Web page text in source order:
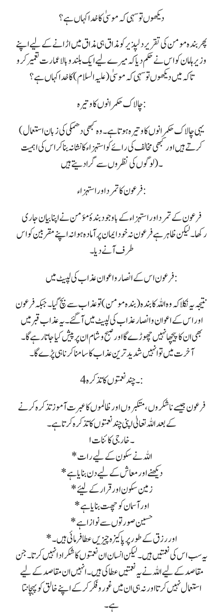
دیکھوں تو سہی کہ موسیٰ کا خدا کہاں ہے؟
پھر بندہ مومن کی تقریر دلپذیر کو مذاق ہی مذاق میں اڑانے کے لیے اپنے
وزیر ہامان کو اس نے حکم دیا کہ میرے لیے ایک بلند و بالا عمارت تعمیر کرو
تا کہ میں دیکھوں تو سہی کہ موسیٰ (علیہ السلام) کا خدا کہاں ہے؟
چالاک حکمرانوں کا وتیرہ :
(یہی چالاک حکمرانوں کا وتیرہ ہوتا ہے۔ وہ کبھی دھمکی کی زبان استعمال
کرتے ہیں اور کبھی مخالف کی رائے کو استہزاء کا نشانہ بنا کر اس کی اہمیت
لوگوں کی نظروں سے گرا دیتے ہیں)۔
فرعون کا تمرد اور استہزاء:
فرعون کے تمرد اور استہزاء کے باوجود بندۂ مؤمن نے اپنا بیان جاری
رکھا۔ لیکن ظاہر ہے فرعون نہ خود ایمان پر آمادہ ہوا نہ اپنے مقربین کو اس
طرف آنے دیا۔
فرعون اس کے انصار و اعوان عذاب کی لپیٹ میں:
نتیجہ یہ نکلا کہ وہ اللہ کا بندہ (بندہ مومن) تو عذاب سے بچ گیا۔ جبکہ فرعون
اور اس کے اعوان و انصار عذاب کی لپیٹ میں آگئے ۔ یہ عذاب قبر میں
بھی ان کا پیچھا نہیں چھوڑے گا اور صبح و شام ان پر پیش کیا جاتا رہے گا۔
آخرت میں تو انہیں شدید ترین عذاب کا سامنا کرنا ہی پڑے گا۔
4۔ چند نعمتوں کا تذکرہ:
فرعون جیسے ناشکروں، متکبروں اور ظالموں کا عبرت آموز تذکرہ کرنے
کے بعد اللہ تعالیٰ اپنی چند نعمتوں کا تذکرہ کرتا ہے۔
۱۔ خارجی کائنات
*اللہ نے سکون کے لیے رات
*دیکھنے اور معاش کے لیے دن بنایا ہے
*زمین سکون اور قرار کے لیئے
* اور آسمان کو چھت بنایا ہے
*حسین صورتوں سے نوازا ہے
*اور رزق کے طور پر پاکیزہ چیزیں عطا فرمائی ہیں۔
یہ سب اس کی نعمتیں ہیں۔ لیکن انسان ان نعمتوں کا شکر ادا نہیں کرتا ۔ جن
مقاصد کے لیے اللہ نے یہ نعمتیں عطا کی ہیں۔ انہیں ان مقاصد کے لیے
استعمال نہیں کرتا اور نہ ہی ان میں غور و فکر کر کے اپنے خالق کو پہچانتا
ہے۔